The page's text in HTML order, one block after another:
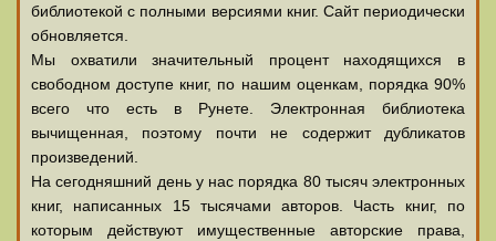
библиотекой с полными версиями книг. Сайт периодически
обновляется.
Мы охватили значительный процент находящихся в
свободном доступе книг, по нашим оценкам, порядка 90%
всего что есть в Рунете. Электронная библиотека
вычищенная, поэтому почти не содержит дубликатов
произведений.
На сегодняшний день у нас порядка 80 тысяч электронных
книг, написанных 15 тысячами авторов. Часть книг, по
которым действуют имущественные авторские права,